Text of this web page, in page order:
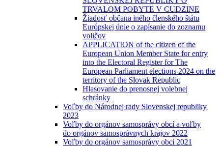
TRVALOM POBYTE V CUDZINE
Žiadosť občana iného členského štátu
Európskej únie o zapísanie do zoznamu
voličov
APPLICATION of the citizen of the
European Union Member State for entry
into the Electoral Register for The
European Parliament elections 2024 on the
territory of the Slovak Republic
Hlasovanie do prenosnej volebnej
schránky
Voľby do Národnej rady Slovenskej republiky
2023
Voľby do orgánov samosprávy obcí a voľby
do orgánov samosprávnych krajov 2022
Voľby do orgánov samosprávy obcí 2021